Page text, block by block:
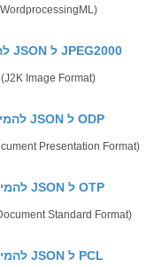
WordprocessingML)
להמיר JSON ל JPEG2000
(J2K Image Format)
להמיר JSON ל ODP
Presentation Format)
להמיר JSON ל OTP
Standard Format)
להמיר JSON ל PCL